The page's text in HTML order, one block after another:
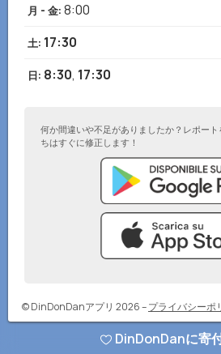
月 - 金: 8:00
土: 17:30
日: 8:30, 17:30
何か間違いや不足がありましたか？レポー
ちはすぐに修正します！
© DinDonDanアプリ 2026–プライバシーポ
DinDonDanに寄